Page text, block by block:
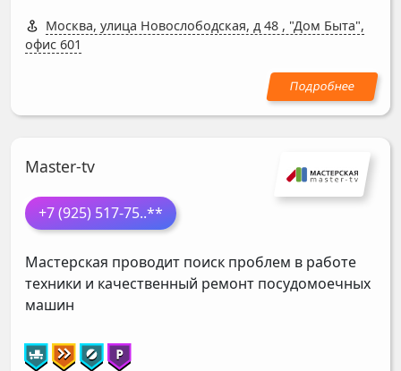
Москва, улица Новослободская, д 48 , "Дом Быта",
офис 601
Master-tv
+7 (925) 517-75..**
Мастерская проводит поиск проблем в работе
техники и качественный ремонт посудомоечных
машин